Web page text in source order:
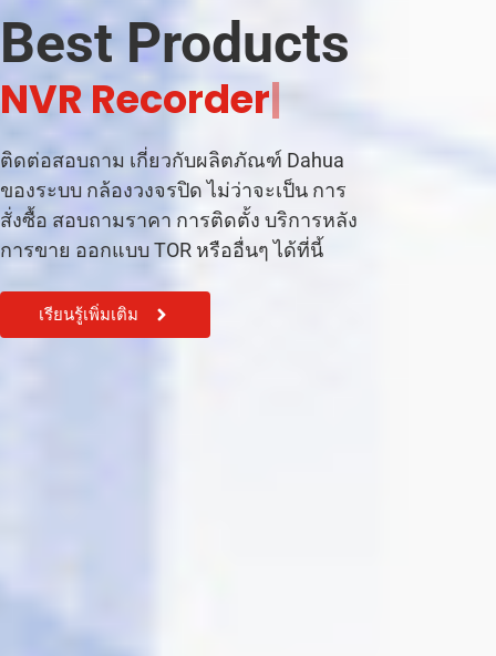
Best Products
|
ติดต่อสอบถาม เกี่ยวกับผลิตภัณฑ์ Dahua
ของระบบ กล้องวงจรปิด ไม่ว่าจะเป็น การ
สั่งซื้อ สอบถามราคา การติดตั้ง บริการหลัง
การขาย ออกแบบ TOR หรืออื่นๆ ได้ที่นี้
เรียนรู้เพิ่มเติม